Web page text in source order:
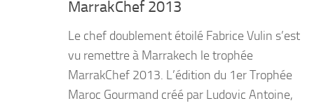
MarrakChef 2013
Le chef doublement étoilé Fabrice Vulin s’est
vu remettre à Marrakech le trophée
MarrakChef 2013. L’édition du 1er Trophée
Maroc Gourmand créé par Ludovic Antoine,